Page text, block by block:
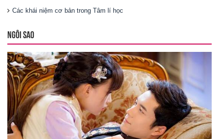
Các khái niệm cơ bản trong Tâm lí học
NGÔI SAO